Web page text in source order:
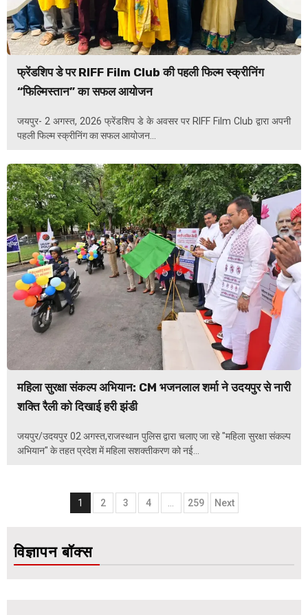
फ्रेंडशिप डे पर RIFF Film Club की पहली फिल्म स्क्रीनिंग
“फिल्मिस्तान” का सफल आयोजन
जयपुर- 2 अगस्त, 2026 फ्रेंडशिप डे के अवसर पर RIFF Film Club द्वारा अपनी
पहली फिल्म स्क्रीनिंग का सफल आयोजन...
महिला सुरक्षा संकल्प अभियान: CM भजनलाल शर्मा ने उदयपुर से नारी
शक्ति रैली को दिखाई हरी झंडी
जयपुर/उदयपुर 02 अगस्त,राजस्थान पुलिस द्वारा चलाए जा रहे "महिला सुरक्षा संकल्प
अभियान" के तहत प्रदेश में महिला सशक्तीकरण को नई...
Posts
1 2 3 4 259 Next
विज्ञापन बॉक्स